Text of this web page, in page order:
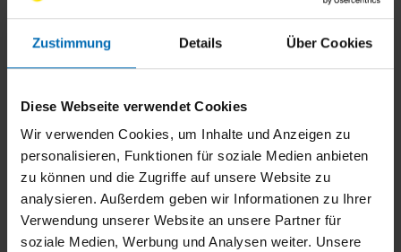
Zustimmung Details Über Cookies
Diese Webseite verwendet Cookies
Wir verwenden Cookies, um Inhalte und Anzeigen zu
personalisieren, Funktionen für soziale Medien anbieten
zu können und die Zugriffe auf unsere Website zu
analysieren. Außerdem geben wir Informationen zu Ihrer
Verwendung unserer Website an unsere Partner für
soziale Medien, Werbung und Analysen weiter. Unsere
Smart Home-Technologien vernetzen Ihre
Geräte für mehr Komfort, Sicherheit und
Energieeffizienz – alles steuerbar per App